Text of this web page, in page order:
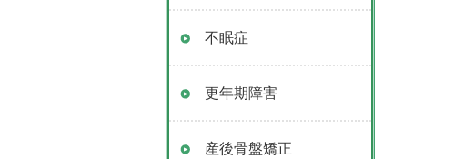
不眠症
更年期障害
産後骨盤矯正